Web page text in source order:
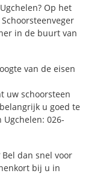
Op het
in de buurt van
van de eisen
uw schoorsteen
u goed te
Ugchelen: 026-
Bel dan snel voor
bij u in